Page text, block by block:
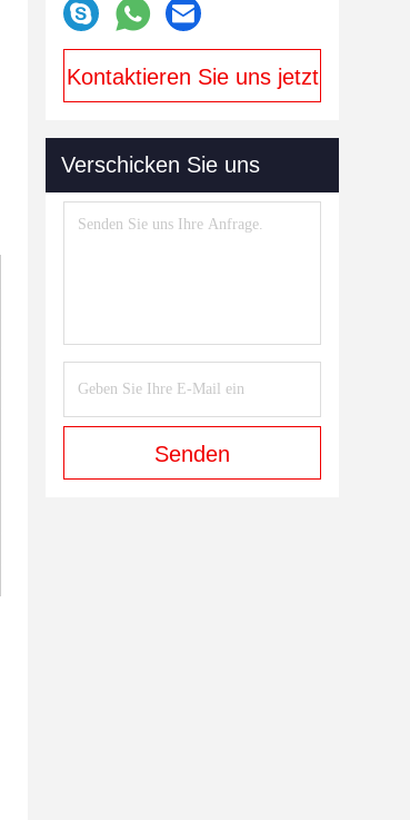
Kontaktieren Sie uns jetzt
Verschicken Sie uns
Senden